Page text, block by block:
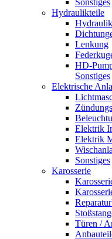
Hydraulikteile
Lenkung
HD-
Sonstiges
Elektrische
Elektrik
Elektrik
Sonstiges
Karosserie
Türen /